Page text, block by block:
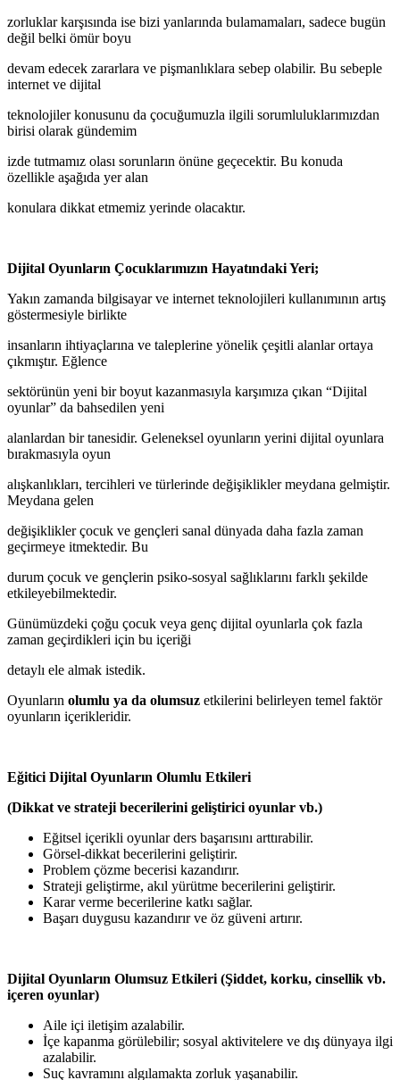
zorluklar karşısında ise bizi yanlarında bulamamaları, sadece bugün
değil belki ömür boyu
devam edecek zararlara ve pişmanlıklara sebep olabilir. Bu sebeple
internet ve dijital
teknolojiler konusunu da çocuğumuzla ilgili sorumluluklarımızdan
birisi olarak gündemim
izde tutmamız olası sorunların önüne geçecektir. Bu konuda
özellikle aşağıda yer alan
konulara dikkat etmemiz yerinde olacaktır.
Dijital Oyunların Çocuklarımızın Hayatındaki Yeri;
Yakın zamanda bilgisayar ve internet teknolojileri kullanımının artış
göstermesiyle birlikte
insanların ihtiyaçlarına ve taleplerine yönelik çeşitli alanlar ortaya
çıkmıştır. Eğlence
sektörünün yeni bir boyut kazanmasıyla karşımıza çıkan “Dijital
oyunlar” da bahsedilen yeni
alanlardan bir tanesidir. Geleneksel oyunların yerini dijital oyunlara
bırakmasıyla oyun
alışkanlıkları, tercihleri ve türlerinde değişiklikler meydana gelmiştir.
Meydana gelen
değişiklikler çocuk ve gençleri sanal dünyada daha fazla zaman
geçirmeye itmektedir. Bu
durum çocuk ve gençlerin psiko-sosyal sağlıklarını farklı şekilde
etkileyebilmektedir.
Günümüzdeki çoğu çocuk veya genç dijital oyunlarla çok fazla
zaman geçirdikleri için bu içeriği
detaylı ele almak istedik.
Oyunların olumlu ya da olumsuz etkilerini belirleyen temel faktör
oyunların içerikleridir.
Eğitici Dijital Oyunların Olumlu Etkileri
(Dikkat ve strateji becerilerini geliştirici oyunlar vb.)
Eğitsel içerikli oyunlar ders başarısını arttırabilir.
Görsel-dikkat becerilerini geliştirir.
Problem çözme becerisi kazandırır.
Strateji geliştirme, akıl yürütme becerilerini geliştirir.
Karar verme becerilerine katkı sağlar.
Başarı duygusu kazandırır ve öz güveni artırır.
Dijital Oyunların Olumsuz Etkileri (Şiddet, korku, cinsellik vb.
içeren oyunlar)
Aile içi iletişim azalabilir.
İçe kapanma görülebilir; sosyal aktivitelere ve dış dünyaya ilgi
azalabilir.
Suç kavramını algılamakta zorluk yaşanabilir.